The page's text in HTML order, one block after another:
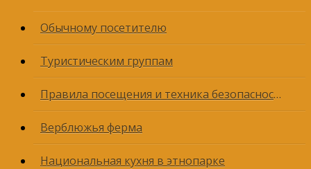
Обычному посетителю
Туристическим группам
Правила посещения и техника безопасности
Верблюжья ферма
Национальная кухня в этнопарке